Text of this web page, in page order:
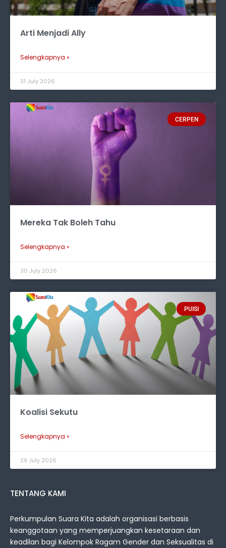
Arti Menjadi Ally
Selengkapnya »
31 July 2026
CERPEN
Mereka Tak Boleh Tahu
Selengkapnya »
30 July 2026
PUISI
Koalisi Sekutu
Selengkapnya »
29 July 2026
TENTANG KAMI
Perkumpulan Suara Kita adalah organisasi berbasis
keanggotaan yang memperjuangkan kesetaraan dan
keadilan bagi Kelompok Ragam Gender dan Seksualitas di